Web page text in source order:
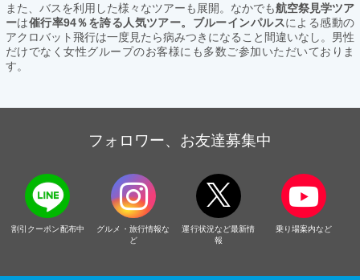
また、バスを利用した様々なツアーも展開。なかでも航空祭見学ツア
ーは催行率94％を誇る人気ツアー。ブルーインパルスによる感動の
アクロバット飛行は一度見たら病みつきになること間違いなし。男性
だけでなく女性グループのお客様にも多数ご参加いただいておりま
す。
フォロワー、お友達募集中
割引クーポン配布中
グルメ・旅行情報な
ど
運行状況など最新情
報
乗り場案内など